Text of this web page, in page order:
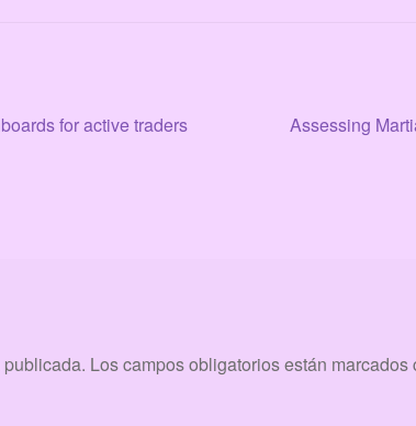
for active traders Siguiente:
Assessing
Los campos obligatorios están marcados